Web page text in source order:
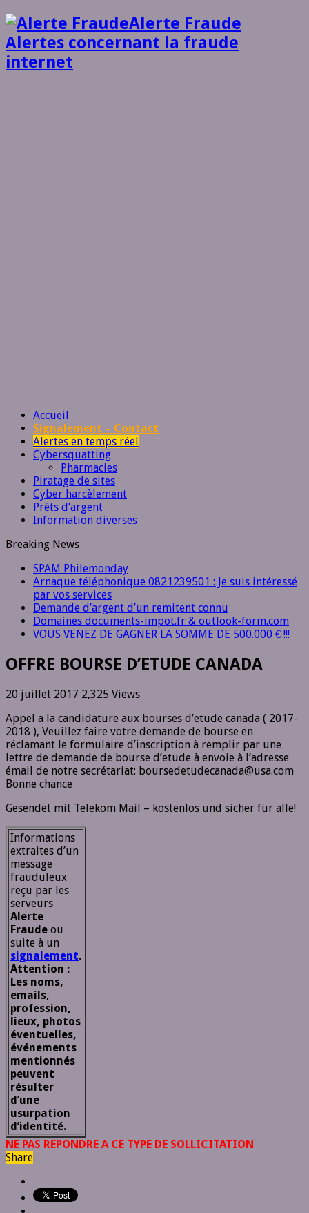
Alerte Fraude
Alertes concernant la fraude
internet
Accueil
Signalement – Contact
Alertes en temps réel
Cybersquatting
Pharmacies
Piratage de sites
Cyber harcèlement
Prêts d’argent
Information diverses
Breaking News
SPAM Philemonday
Arnaque téléphonique 0821239501 : Je suis intéressé
par vos services
Demande d’argent d’un remitent connu
Domaines documents-impot.fr & outlook-form.com
VOUS VENEZ DE GAGNER LA SOMME DE 500.000 € !!!
OFFRE BOURSE D’ETUDE CANADA
20 juillet 2017 2,325 Views
Appel a la candidature aux bourses d’etude canada ( 2017-
2018 ), Veuillez faire votre demande de bourse en
réclamant le formulaire d’inscription à remplir par une
lettre de demande de bourse d’etude à envoie à l’adresse
émail de notre secrétariat: boursedetudecanada@usa.com
Bonne chance
Gesendet mit Telekom Mail – kostenlos und sicher für alle!
Informations
extraites d’un
message
frauduleux
reçu par les
serveurs
Alerte
Fraude ou
suite à un
signalement.
Attention :
Les noms,
emails,
profession,
lieux, photos
éventuelles,
événements
mentionnés
peuvent
résulter
d’une
usurpation
d’identité.
NE PAS REPONDRE A CE TYPE DE SOLLICITATION
Share